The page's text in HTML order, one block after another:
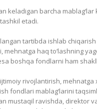
keladigan barcha
etadi.
tartibda ishlab
mehnatga haq to‘lashning
boshqa fondlarni ham
rivojlantirish, mehnatga
fondlari mablag‘larini
mustaqil ravishda, direktor